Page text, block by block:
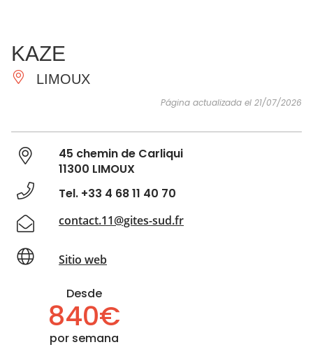
IMPRESCINDIBLES
KAZE
LIMOUX
Página actualizada el 21/07/2026
45 chemin de Carliqui
11300 LIMOUX
Tel. +33 4 68 11 40 70
contact.11@gites-sud.fr
Sitio web
Desde
840€
por semana